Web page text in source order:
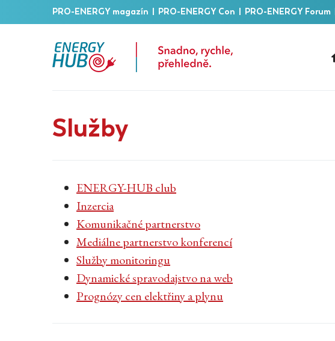
PRO-ENERGY magazín PRO-ENERGY Con PRO-ENERGY Forum
Služby
ENERGY-HUB club
Inzercia
Komunikačné partnerstvo
Mediálne partnerstvo konferencí
Služby monitoringu
Dynamické spravodajstvo na web
Prognózy cen elektřiny a plynu